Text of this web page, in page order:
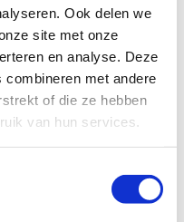
Ook delen we
site met onze
en analyse. Deze
combineren met andere
of die ze hebben
van hun services.
woont, maar
is;
in dezelfde
die ook af en toe
zou willen